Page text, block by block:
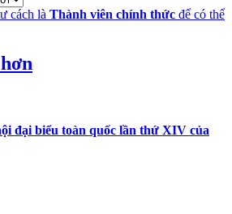
cách là Thành viên chính thức để có thể
đại biểu toàn quốc lần thứ XIV của